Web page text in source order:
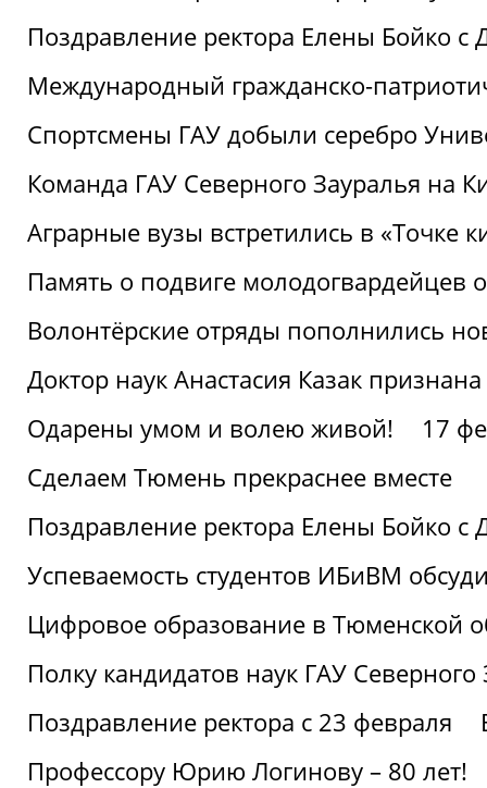
Поздравление ректора Елены Бойко с
Международный гражданско-
Спортсмены ГАУ добыли серебро
Команда ГАУ Северного Зауралья на
Аграрные вузы встретились в «Точке
Память о подвиге молодогвардейцев
Волонтёрские отряды пополнились
Доктор наук Анастасия Казак
Одарены умом и волею живой!
17
Сделаем Тюмень прекраснее вместе
Поздравление ректора Елены Бойко с
Успеваемость студентов ИБиВМ
Цифровое образование в Тюменской
Полку кандидатов наук ГАУ
Поздравление ректора с 23 февраля
Профессору Юрию Логинову – 80 лет!